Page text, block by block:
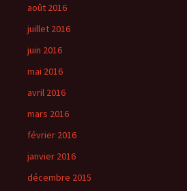
août 2016
juillet 2016
juin 2016
mai 2016
avril 2016
mars 2016
février 2016
janvier 2016
décembre 2015